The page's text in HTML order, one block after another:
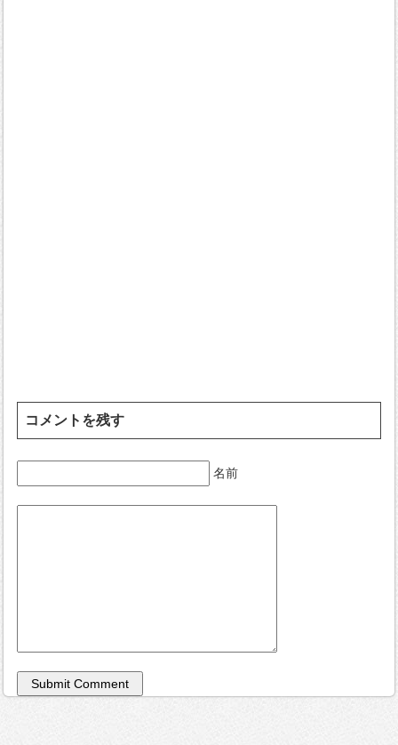
コメントを残す
名前